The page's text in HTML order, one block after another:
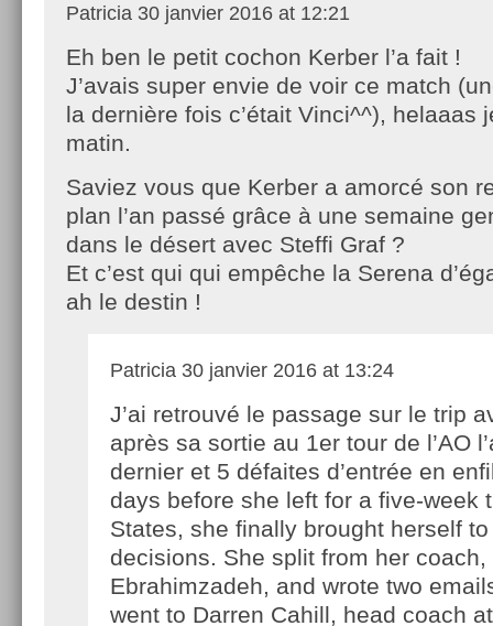
Patricia 30 janvier 2016 at 12:21
Eh ben le petit cochon Kerber l’a fait !
J’avais super envie de voir ce match
la dernière fois c’était Vinci^^), helaaas
matin.
Saviez vous que Kerber a amorcé son
plan l’an passé grâce à une semaine
dans le désert avec Steffi Graf ?
Et c’est qui qui empêche la Serena
ah le destin !
Patricia 30 janvier 2016 at 13:24
J’ai retrouvé le passage sur le trip
après sa sortie au 1er tour de l’AO
dernier et 5 défaites d’entrée en
days before she left for a five-week
States, she finally brought herself
decisions. She split from her coach,
Ebrahimzadeh, and wrote two
went to Darren Cahill, head coach